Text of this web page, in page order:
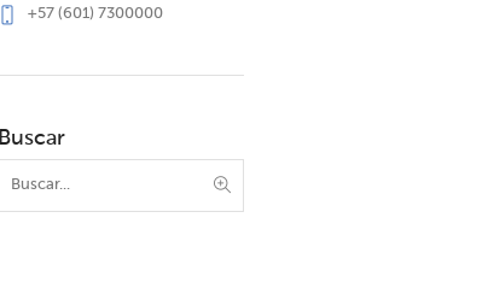
+57 (601) 7300000
Buscar